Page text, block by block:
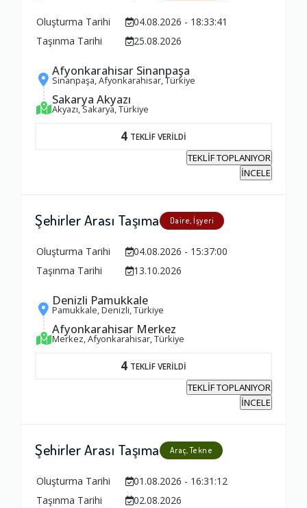
Oluşturma Tarihi
04.08.2026 - 18:33:41
Taşınma Tarihi
25.08.2026
Afyonkarahisar Sinanpaşa
Sinanpaşa, Afyonkarahisar, Türkiye
Sakarya Akyazı
Akyazı, Sakarya, Türkiye
4 TEKLİF VERİLDİ
TEKLİF TOPLANIYOR
İNCELE
Şehirler Arası Taşıma Daire, İşyeri
Oluşturma Tarihi
04.08.2026 - 15:37:00
Taşınma Tarihi
13.10.2026
Denizli Pamukkale
Pamukkale, Denizli, Türkiye
Afyonkarahisar Merkez
Merkez, Afyonkarahisar, Türkiye
4 TEKLİF VERİLDİ
TEKLİF TOPLANIYOR
İNCELE
Şehirler Arası Taşıma Araç, Tekne
Oluşturma Tarihi
01.08.2026 - 16:31:12
Taşınma Tarihi
02.08.2026
1.0
Firma Çalışanları
Fiyatlandırma Dengesi
1.0